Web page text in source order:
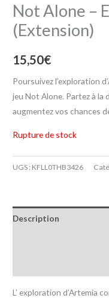
Not Alone –
(Extension)
15,50€
Poursuivez l’exploration
jeu Not Alone. Partez à la
augmentez vos chances
Rupture de stock
UGS : KFLL0THB3426
Description
L’ exploration d’Artemia